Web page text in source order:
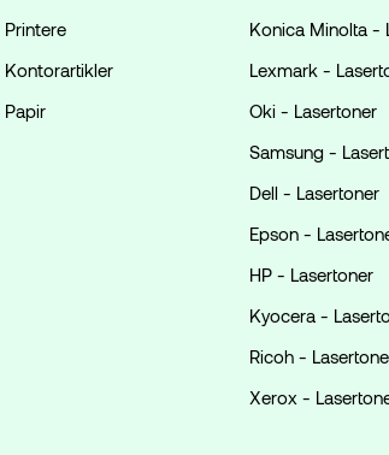
Printere
Kontorartikler
Papir
Konica Minolta -
Lexmark -
Oki - Lasertoner
Samsung -
Dell - Lasertoner
Epson -
HP - Lasertoner
Kyocera -
Ricoh -
Xerox -